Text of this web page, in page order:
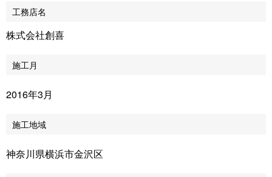
工務店名
株式会社創喜
施工月
2016年3月
施工地域
神奈川県横浜市金沢区